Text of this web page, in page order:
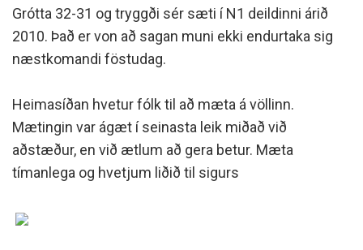
Grótta 32-31 og tryggði sér sæti í N1 deildinni árið
2010. Það er von að sagan muni ekki endurtaka sig
næstkomandi föstudag.
Heimasíðan hvetur fólk til að mæta á völlinn.
Mætingin var ágæt í seinasta leik miðað við
aðstæður, en við ætlum að gera betur. Mæta
tímanlega og hvetjum liðið til sigurs